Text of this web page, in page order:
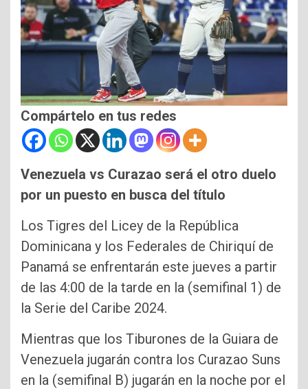
Compártelo en tus redes
Venezuela vs Curazao será el otro duelo
por un puesto en busca del título
Los Tigres del Licey de la República
Dominicana y los Federales de Chiriquí de
Panamá se enfrentarán este jueves a partir
de las 4:00 de la tarde en la (semifinal 1) de
la Serie del Caribe 2024.
Mientras que los Tiburones de la Guiara de
Venezuela jugarán contra los Curazao Suns
en la (semifinal B) jugarán en la noche por el